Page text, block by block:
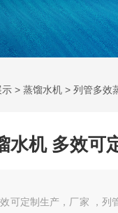
示 > 蒸馏水机 > 列管多效
水机 多效可
可定制生产，厂家 ，列